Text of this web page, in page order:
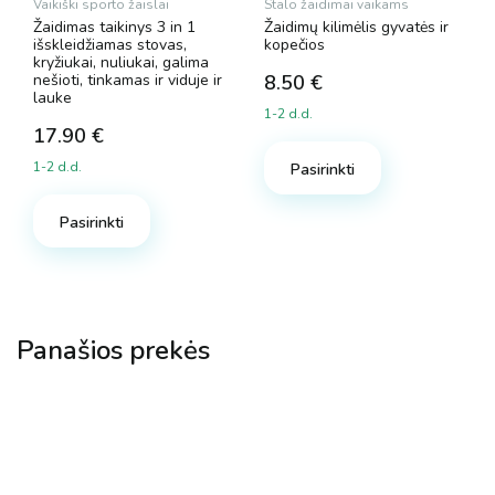
Vaikiški sporto žaislai
Žaidimas taikinys 3 in 1
išskleidžiamas stovas,
kryžiukai, nuliukai, galima
nešioti, tinkamas ir viduje ir
lauke
17.90 €
1-2 d.d.
Pasirinkti
Stalo žaidimai vaikams
Žaidimų kilimėlis gyvatės ir
kopečios
8.50 €
1-2 d.d.
Pasirinkti
Panašios prekės